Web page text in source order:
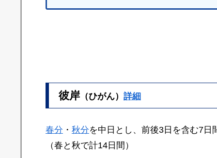
彼岸 （ひがん） 詳細
春分 ・ 秋分を中日とし、前後3日を含む7日
（春と秋で計14日間）